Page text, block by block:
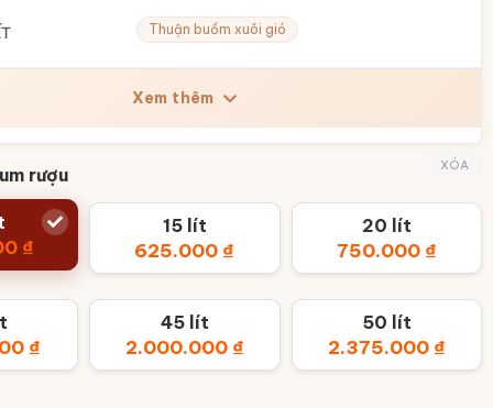
Thuận buồm xuôi gió
Xem thêm
rượu
₫
15 lít
625.000 ₫
20 lít
750.000 ₫
₫
45 lít
2.000.000 ₫
50 lít
2.375.000 ₫
XÓA